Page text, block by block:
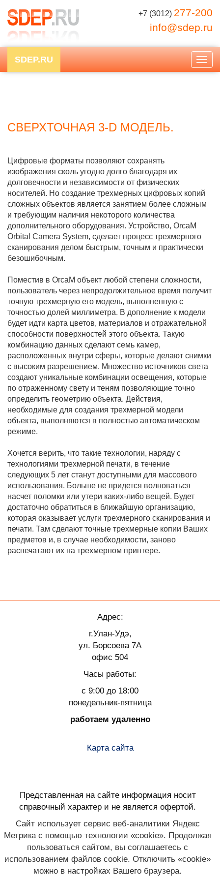
+7 (3012) 277-200
info@sdep.ru
SDEP.RU
СВЕРХТОЧНАЯ 3-D МОДЕЛЬ.
Цифровые форматы позволяют сохранять
изображения сколь угодно долго благодаря их
долговечности и независимости от физических
носителей. Но создание трехмерных цифровых копий
сложных объектов является занятием более сложным
и требующим наличия некоторого количества
дополнительного оборудования. Устройство, OrcaM
Orbital Camera System, сделает процесс трехмерного
сканирования делом быстрым, точным и практически
безошибочным.
Поместив в OrcaM объект любой степени сложности,
пользователь через непродолжительное время получит
точную трехмерную его модель, выполненную с
точностью долей миллиметра. В дополнение к модели
будет идти карта цветов, материалов и отражательной
способности поверхностей этого объекта. Такую
комбинацию данных сделают семь камер,
расположенных внутри сферы, которые делают снимки
с высоким разрешением. Множество источников света
создают уникальные комбинации освещения, которые
по отраженному свету и теням позволяющие точно
определить геометрию объекта. Действия,
необходимые для создания трехмерной модели
объекта, выполняются в полностью автоматическом
режиме.
Хочется верить, что такие технологии, наряду с
технологиями трехмерной печати, в течение
следующих 5 лет станут доступными для массового
использования. Больше не придется волноваться
насчет поломки или утери каких-либо вещей. Будет
достаточно обратиться в ближайшую организацию,
которая оказывает услуги трехмерного сканирования и
печати. Там сделают точные трехмерные копии Ваших
предметов и, в случае необходимости, заново
распечатают их на трехмерном принтере.
Адрес:
г.Улан-Удэ,
ул. Борсоева 7А
офис 504
Часы работы:
с 9:00 до 18:00
понедельник-пятница
работаем удаленно
Карта сайта
Представленная на сайте информация носит
справочный характер и не является офертой.
Сайт использует сервис веб-аналитики Яндекс
Метрика с помощью технологии «cookie». Продолжая
пользоваться сайтом, вы соглашаетесь с
использованием файлов cookie. Отключить «cookie»
можно в настройках Вашего браузера.